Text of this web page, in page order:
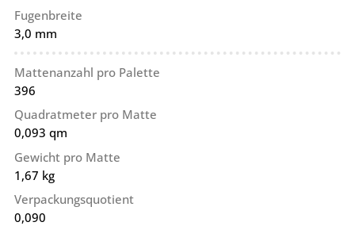
Fugenbreite
3,0 mm
Mattenanzahl pro Palette
396
Quadratmeter pro Matte
0,093 qm
Gewicht pro Matte
1,67 kg
Verpackungsquotient
0,090